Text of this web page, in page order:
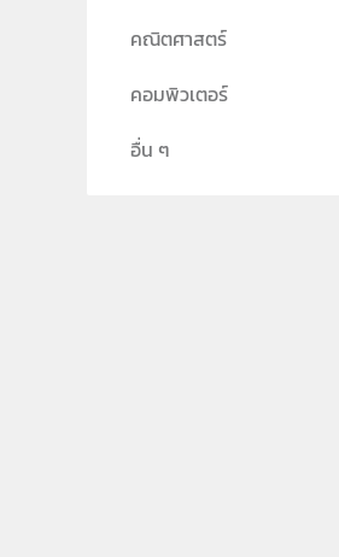
คณิตศาสตร์
คอมพิวเตอร์
อื่น ๆ